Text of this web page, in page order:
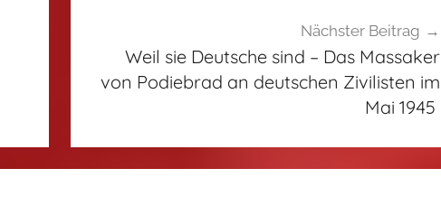
Nächster Beitrag
Weil sie Deutsche sind – Das Massaker
von Podiebrad an deutschen Zivilisten im
Mai 1945